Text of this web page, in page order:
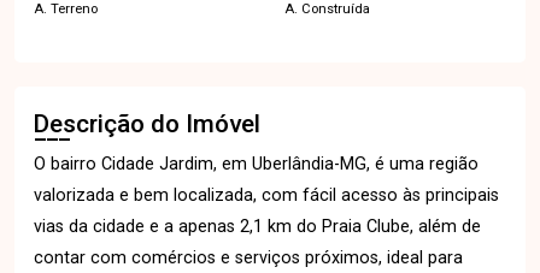
A. Terreno A. Construída
Descrição do Imóvel
O bairro Cidade Jardim, em Uberlândia-MG, é uma região
valorizada e bem localizada, com fácil acesso às principais
vias da cidade e a apenas 2,1 km do Praia Clube, além de
contar com comércios e serviços próximos, ideal para